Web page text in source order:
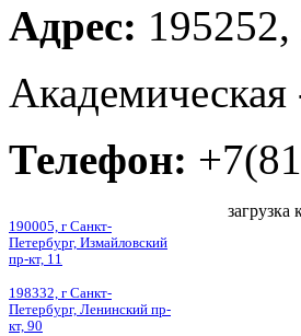
Адрес: 195252,
Телефон:
190005, г Санкт-
Петербург, Измайловский
пр-кт, 11
198332, г Санкт-
Петербург, Ленинский пр-
кт, 90
загрузка